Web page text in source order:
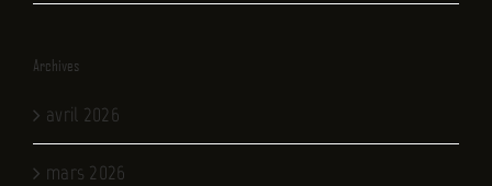
Archives
avril 2026
mars 2026